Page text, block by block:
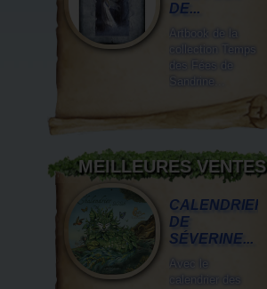
DE...
Artbook de la
collection Temps
des Fées de
Sandrine...
MEILLEURES VENTES
CALENDRIER
DE
SÉVERINE...
Avec le
calendrier des